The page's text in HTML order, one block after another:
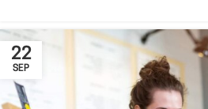
22
SEP